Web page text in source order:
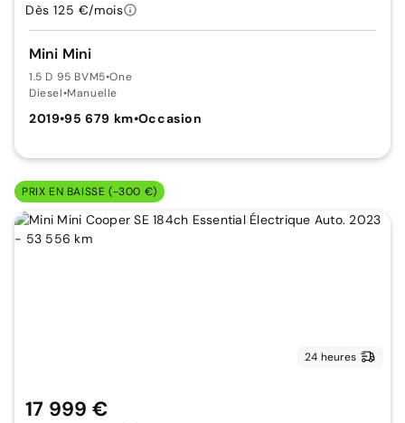
Mini Mini
1.5 D 95 BVM5•One
Diesel•Manuelle
2019•95 679 km•Occasion
Dès 125 €/mois
PRIX EN BAISSE (-300 €)
24 heures
17 999 €